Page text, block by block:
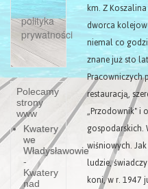
polityka
prywatności
Polecamy
strony
www
Kwatery
we
Władysławowie
-
Kwatery
nad
km. Z
dworca
niemal co
znane już sto
Pracowniczych
restauracją,
„Przodownik" i
gospodarskich.
wiśniowych.
ludzie,
koni, w r. 1947